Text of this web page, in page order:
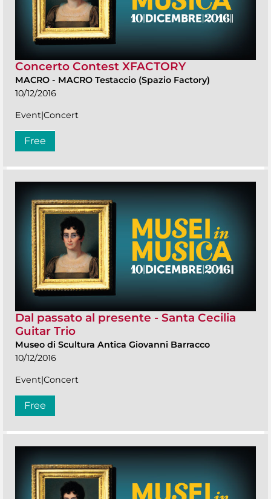
Concerto Contest XFACTORY
MACRO - MACRO Testaccio (Spazio Factory)
10/12/2016
Event|Concert
Free
Dal passato al presente - Santa Cecilia
Guitar Trio
Museo di Scultura Antica Giovanni Barracco
10/12/2016
Event|Concert
Free